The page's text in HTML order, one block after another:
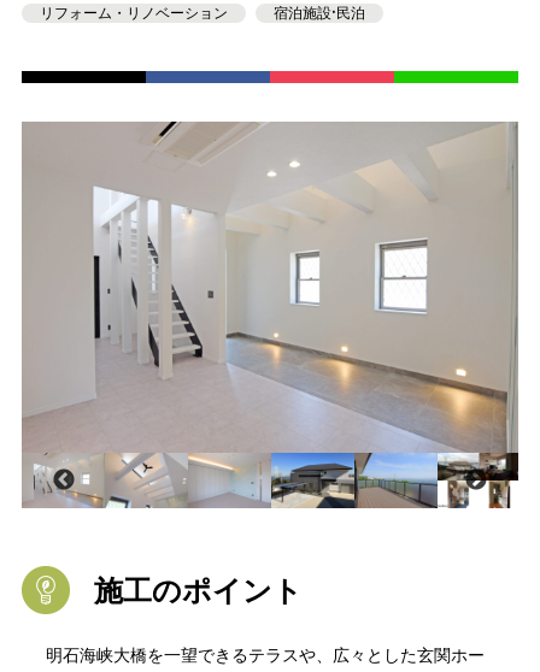
リフォーム・リノベーション 宿泊施設•民泊
施工のポイント
明石海峡大橋を一望できるテラスや、広々とした玄関ホー